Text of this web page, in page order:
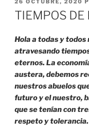
EL
26 OCTUBRE, 2020
TIEMPOS DE
Hola a todas y
atravesando
eternos. La
austera, debemos
nuestros abuelos
futuro y el nuestro,
que se tenían con
respeto y tolerancia.